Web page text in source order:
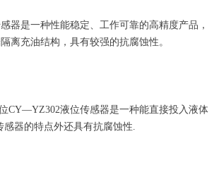
是一种性能稳定、工作可靠的高精度产品，
充油结构，具有较强的抗腐蚀性。
CY—YZ302液位传感器是一种能直接投入液体
器的特点外还具有抗腐蚀性.